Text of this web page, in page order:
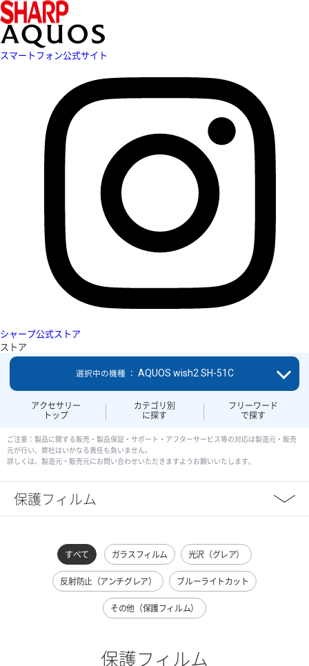
スマートフォン公式サイト
シャープ公式ストア
ストア
アクセサリー
トップ
カテゴリ別
に探す
フリーワード
で探す
選択中の機種 ： AQUOS wish2 SH-51C
ご注意：製品に関する販売・製品保証・サポート・アフターサービス等の対応は製造元・販売
元が行い、弊社はいかなる責任も負いません。
詳しくは、製造元・販売元にお問い合わせいただきますようお願いいたします。
保護フィルム
すべて ガラスフィルム 光沢（グレア）
反射防止（アンチグレア） ブルーライトカット
その他（保護フィルム）
保護フィルム